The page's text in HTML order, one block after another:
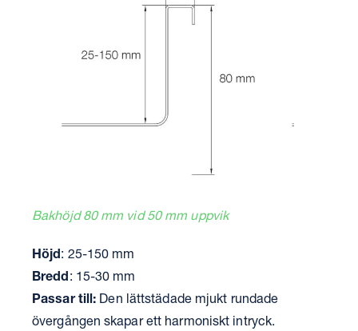
Bakhöjd 80 mm vid 50 mm uppvik
Höjd: 25-150 mm
Bredd: 15-30 mm
Passar till: Den lättstädade mjukt rundade
övergången skapar ett harmoniskt intryck.